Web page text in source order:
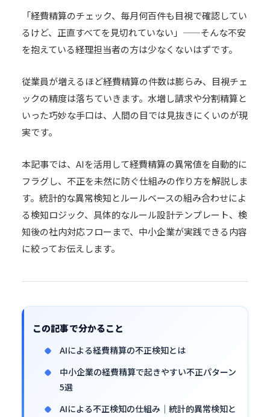
「経費精算のチェック、毎月何百件も目視で確認してい
るけど、正直すべてを見切れていない」——そんな不安
を抱えている経理担当者の方は少なくないはずです。
従業員が増えるほど経費精算の件数は膨らみ、目視チェ
ックの精度は落ちていきます。水増し請求や分割精算と
いった巧妙な手口は、人間の目では見抜きにくいのが現
実です。
本記事では、AIを活用して経費精算の異常値を自動的に
フラグし、不正を未然に防ぐ仕組みの作り方を解説しま
す。統計的な異常検知とルールベースの組み合わせによ
る検知ロジック、具体的なルール設計テンプレート、検
知後の社内対応フローまで、中小企業が実践できる内容
に絞ってお伝えします。
この記事で分かること
AIによる経費精算の不正検知とは
中小企業の経費精算で起きやすい不正パターン
5選
AIによる不正検知の仕組み｜統計的異常検知と